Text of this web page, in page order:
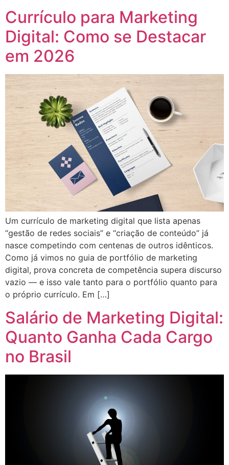
Currículo para Marketing
Digital: Como se Destacar
em 2026
Um currículo de marketing digital que lista apenas
“gestão de redes sociais” e “criação de conteúdo” já
nasce competindo com centenas de outros idênticos.
Como já vimos no guia de portfólio de marketing
digital, prova concreta de competência supera discurso
vazio — e isso vale tanto para o portfólio quanto para
o próprio currículo. Em […]
Salário de Marketing Digital:
Quanto Ganha Cada Cargo
no Brasil